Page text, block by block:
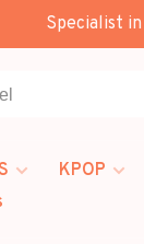
Specialist
KPOP